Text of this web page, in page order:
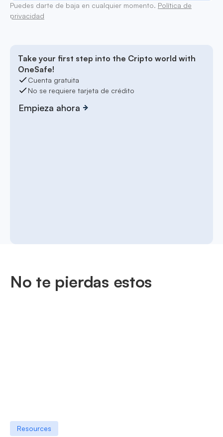
Puedes darte de baja en cualquier momento. Política de
privacidad
Take your first step into the Cripto world with
OneSafe!
Cuenta gratuita
No se requiere tarjeta de crédito
Empieza ahora
No te pierdas estos
Resources